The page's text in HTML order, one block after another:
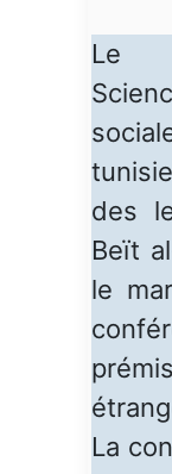
Le
des
Beït
le
La